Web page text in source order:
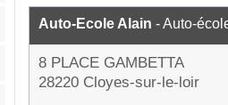
Auto-Ecole Alain - Auto-
8 PLACE GAMBETTA
28220 Cloyes-sur-le-loir